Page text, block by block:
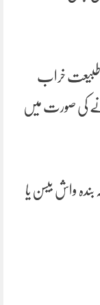
طبیعت خراب
کی صورت میں
واش بیسن یا